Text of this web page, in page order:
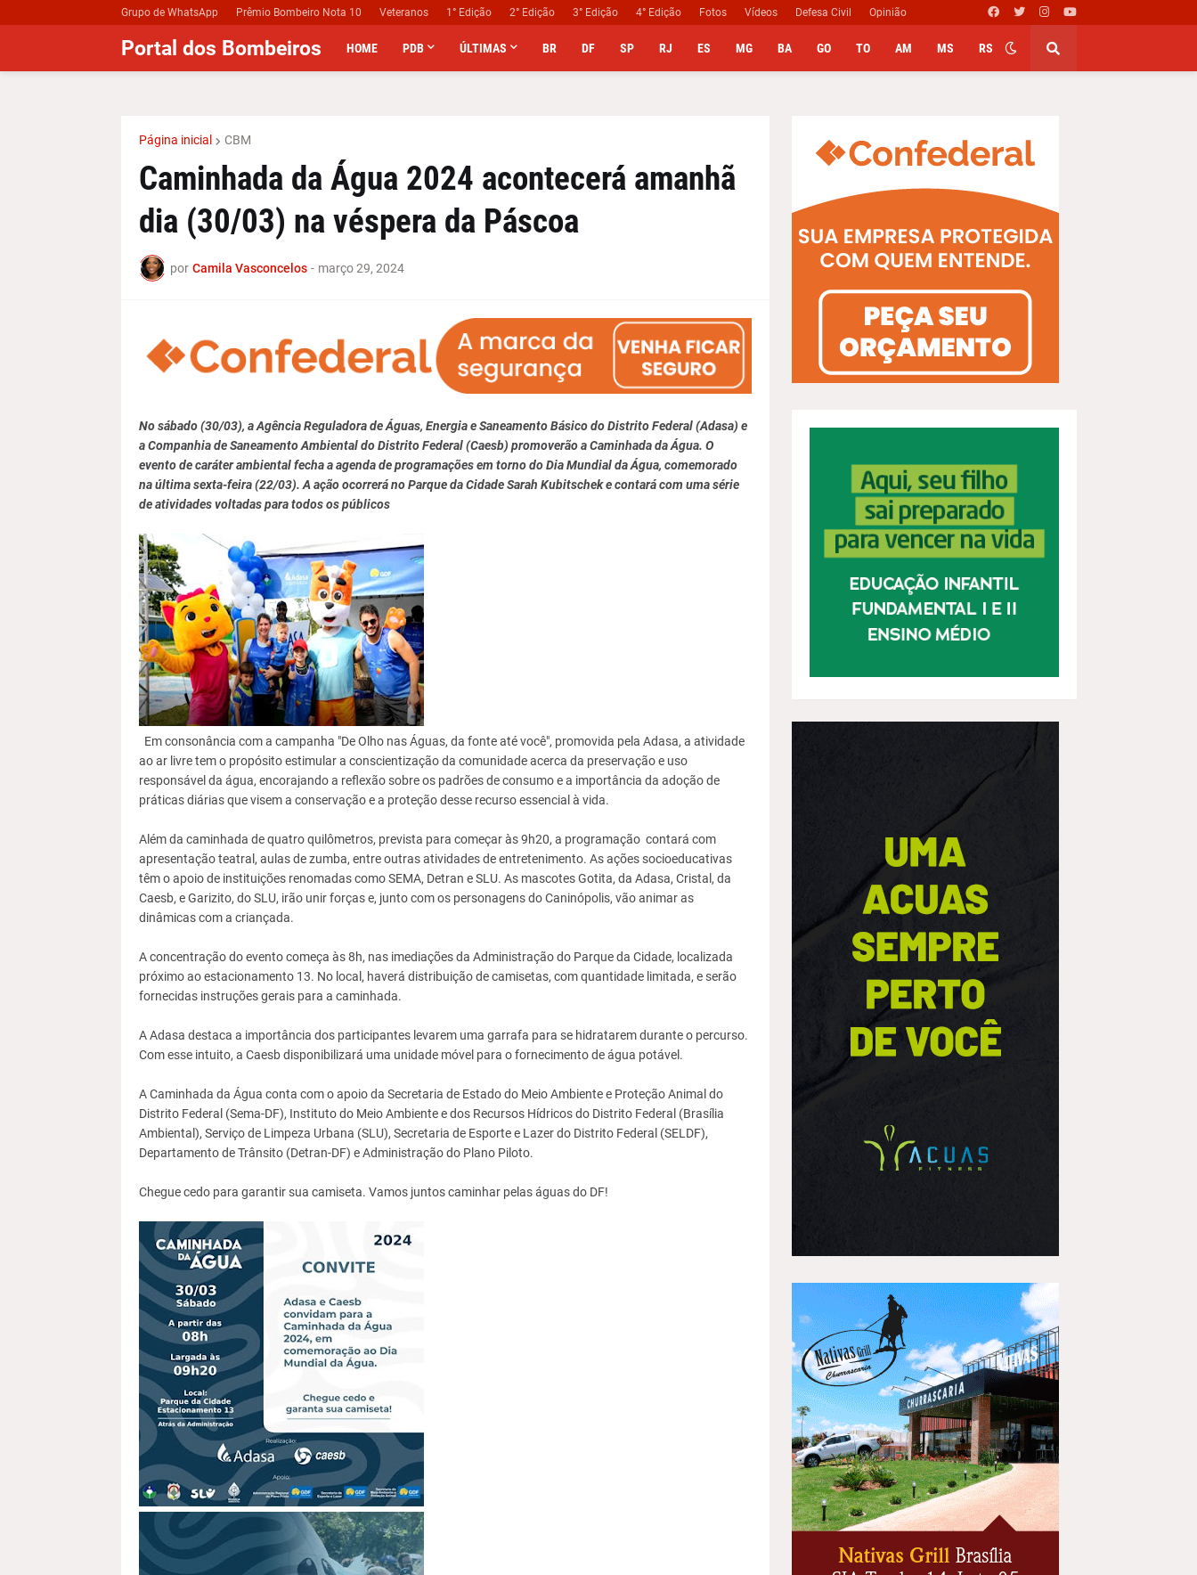
Grupo de WhatsApp Prêmio Bombeiro Nota 10 Veteranos 1° Edição 2° Edição 3° Edição 4° Edição Fotos Vídeos Defesa Civil Opinião
Portal dos Bombeiros HOME PDB ÚLTIMAS BR DF SP RJ ES MG BA GO TO AM MS RS
Página inicial CBM
Caminhada da Água 2024 acontecerá amanhã
dia (30/03) na véspera da Páscoa
por Camila Vasconcelos - março 29, 2024
No sábado (30/03), a Agência Reguladora de Águas, Energia e Saneamento Básico do Distrito Federal (Adasa) e
a Companhia de Saneamento Ambiental do Distrito Federal (Caesb) promoverão a Caminhada da Água. O
evento de caráter ambiental fecha a agenda de programações em torno do Dia Mundial da Água, comemorado
na última sexta-feira (22/03). A ação ocorrerá no Parque da Cidade Sarah Kubitschek e contará com uma série
de atividades voltadas para todos os públicos
Em consonância com a campanha "De Olho nas Águas, da fonte até você", promovida pela Adasa, a atividade
ao ar livre tem o propósito estimular a conscientização da comunidade acerca da preservação e uso
responsável da água, encorajando a reflexão sobre os padrões de consumo e a importância da adoção de
práticas diárias que visem a conservação e a proteção desse recurso essencial à vida.
Além da caminhada de quatro quilômetros, prevista para começar às 9h20, a programação contará com
apresentação teatral, aulas de zumba, entre outras atividades de entretenimento. As ações socioeducativas
têm o apoio de instituições renomadas como SEMA, Detran e SLU. As mascotes Gotita, da Adasa, Cristal, da
Caesb, e Garizito, do SLU, irão unir forças e, junto com os personagens do Caninópolis, vão animar as
dinâmicas com a criançada.
A concentração do evento começa às 8h, nas imediações da Administração do Parque da Cidade, localizada
próximo ao estacionamento 13. No local, haverá distribuição de camisetas, com quantidade limitada, e serão
fornecidas instruções gerais para a caminhada.
A Adasa destaca a importância dos participantes levarem uma garrafa para se hidratarem durante o percurso.
Com esse intuito, a Caesb disponibilizará uma unidade móvel para o fornecimento de água potável.
A Caminhada da Água conta com o apoio da Secretaria de Estado do Meio Ambiente e Proteção Animal do
Distrito Federal (Sema-DF), Instituto do Meio Ambiente e dos Recursos Hídricos do Distrito Federal (Brasília
Ambiental), Serviço de Limpeza Urbana (SLU), Secretaria de Esporte e Lazer do Distrito Federal (SELDF),
Departamento de Trânsito (Detran-DF) e Administração do Plano Piloto.
Chegue cedo para garantir sua camiseta. Vamos juntos caminhar pelas águas do DF!